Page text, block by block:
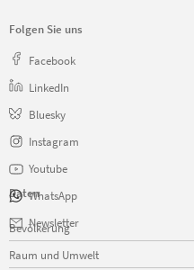
Folgen Sie uns
Facebook
LinkedIn
Bluesky
Instagram
Youtube
WhatsApp
Newsletter
Daten
Navigation
überspringen
Bevölkerung
Raum und Umwelt